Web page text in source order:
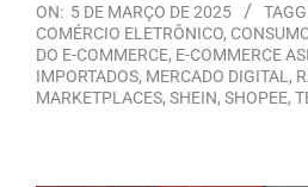
ON: 5 DE MARÇO DE 2025
COMÉRCIO ELETRÔNICO,
DO E-COMMERCE, E-COMMERCE
IMPORTADOS, MERCADO DIGITAL ,
MARKETPLACES, SHEIN, SHOPEE,